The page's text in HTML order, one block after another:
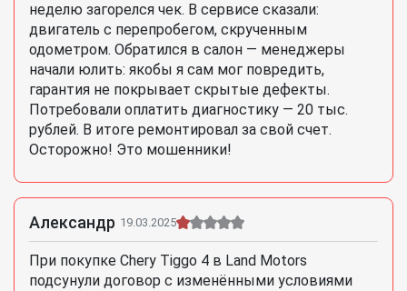
неделю загорелся чек. В сервисе сказали:
двигатель с перепробегом, скрученным
одометром. Обратился в салон — менеджеры
начали юлить: якобы я сам мог повредить,
гарантия не покрывает скрытые дефекты.
Потребовали оплатить диагностику — 20 тыс.
рублей. В итоге ремонтировал за свой счет.
Осторожно! Это мошенники!
Александр 19.03.2025
При покупке Chery Tiggo 4 в Land Motors
подсунули договор с изменёнными условиями